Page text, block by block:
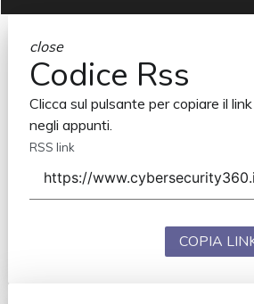
close
Codice Rss
Clicca sul pulsante per copiare il link
negli appunti.
RSS link
COPIA